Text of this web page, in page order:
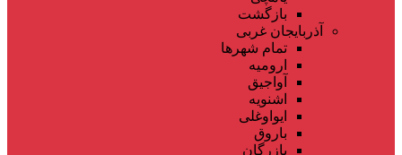
بازگشت
آذربایجان غربی
تمام شهر‌ها
ارومیه
آواجیق
اشنویه
ایواوغلی
باروق
بازرگان